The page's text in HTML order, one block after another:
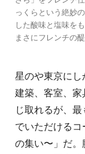
っくらという絶妙
した酸味と塩味を
まさにフレンチの
星のや東京にし
建築、客室、
じ取れるが、
でいただける
の集い〜」だ。